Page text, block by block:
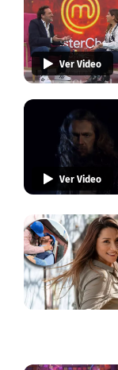
Ver Video
Ver Video